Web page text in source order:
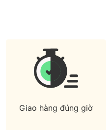
Giao hàng đúng giờ